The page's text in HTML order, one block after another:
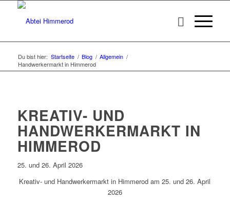
Du bist hier: Startseite / Blog / Allgemein /
Handwerkermarkt in Himmerod
KREATIV- UND
HANDWERKERMARKT IN
HIMMEROD
25. und 26. April 2026
Kreativ- und Handwerkermarkt in Himmerod am 25. und 26. April
2026